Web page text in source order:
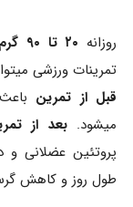
روزانه۲۰ تا ۹۰ گرم
تمرینات ورزشی
قبل از تمرین
میشود.بعد از
پروتئین عضلانی و
طول روز و کاهش